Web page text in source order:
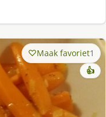
Maak favoriet1
👍